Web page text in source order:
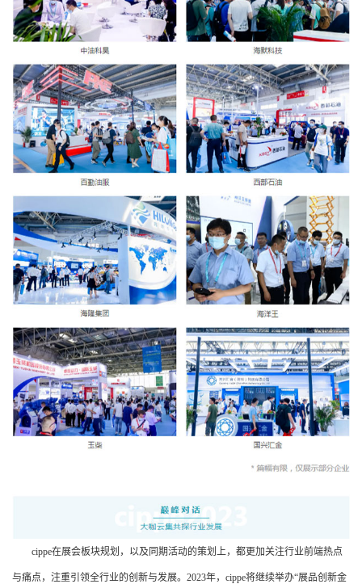
cippe在展会板块规划，以及同期活动的策划上，都更加关注行业前端热点
与痛点，注重引领全行业的创新与发展。2023年，cippe将继续举办“展品创新金